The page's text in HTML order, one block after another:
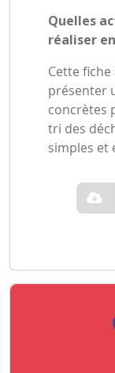
Quelles
réaliser
Cette
présenter
concrètes
tri des
simples et